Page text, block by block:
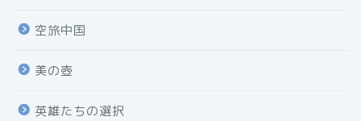
空旅中国
美の壺
英雄たちの選択